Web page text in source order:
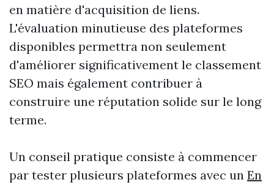
en matière d'acquisition de liens.
L'évaluation minutieuse des plateformes
disponibles permettra non seulement
d'améliorer significativement le classement
SEO mais également contribuer à
construire une réputation solide sur le long
terme.
Un conseil pratique consiste à commencer
par tester plusieurs plateformes avec un En